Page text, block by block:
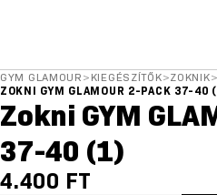
GYM GLAMOUR > KIEGÉSZÍTŐK>ZOKNIK>
ZOKNI GYM GLAMOUR 2-PACK 37-40
Zokni GYM
37-40 (1)
4.400 FT